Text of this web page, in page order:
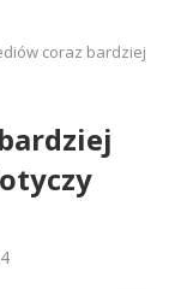
coraz bardziej